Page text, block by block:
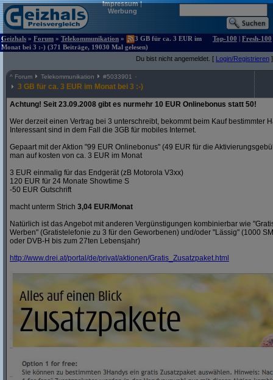
Impressum|
Werbung
Geizhals » Forum » Telekommunikation »
3 GB für ca. 3 EUR im
Monat bei 3 :-) (371 Beiträge, 19030 Mal gelesen)
Top-100 | Fresh-100
Du bist nicht angemeldet. [ Login/Registrieren ]
^ Forum Telekommunikation #5033901
3 GB für ca. 3 EUR im Monat bei 3 :-)
Achtung! Seit 23.09.2008 gibt es nurmehr 10 EUR Onlinebonus statt 50!
Wer derzeit einen Vertrag bei 3 unterschreibt, bekommt beim Kauf bestimmter
Interessant sind in dem Fall die 3GB für mobiles Internet.
Gepaart mit der Aktion "99 EUR Onlinebonus" (49 EUR für die
man auf kosten von ca. 3 EUR im Monat
3 EUR einmalig für das Endgerät (zB Motorola V3xx)
120 EUR für 24 Monate Showtime S
-50 EUR Gutschrift
macht unterm Strich 3,04 EUR/Monat
Natürlich ist das Angebot mit anderen Vergünstigungen kombinierbar wie
Werben" (Gratistelefonie zu 3 für den Geworbenen) und/oder "Lässig" (1000
oder DVB-H bis zum 27ten Lebensjahr)
http://www.drei.at/portal/de/privat/aktionen/Gratis_Zusatzpaket.html